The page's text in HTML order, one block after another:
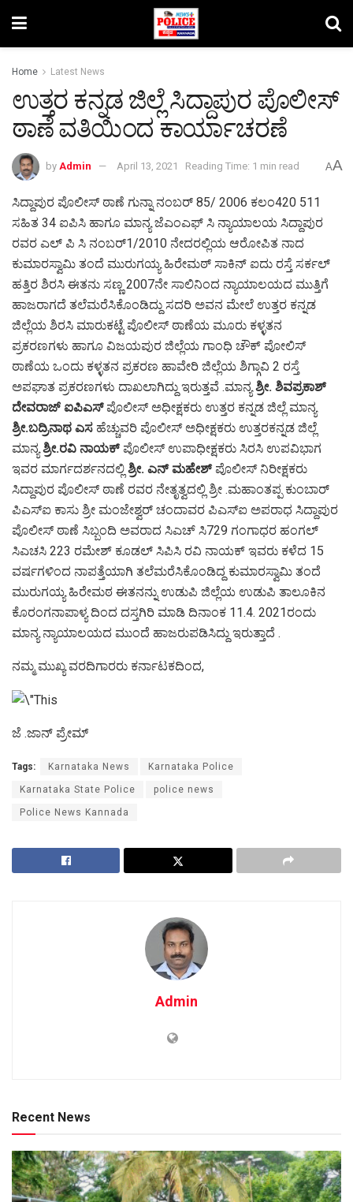
Home Latest News
ಉತ್ತರ ಕನ್ನಡ ಜಿಲ್ಲೆ ಸಿದ್ದಾಪುರ ಪೊಲೀಸ್
ಠಾಣೆ ವತಿಯಿಂದ ಕಾರ್ಯಾಚರಣೆ
by Admin April 13, 2021 Reading Time: 1 min read AA
ಸಿದ್ದಾಪುರ ಪೊಲೀಸ್ ಠಾಣೆ ಗುನ್ನಾ ನಂಬರ್ 85/ 2006 ಕಲಂ420 511
ಸಹಿತ 34 ಐಪಿಸಿ ಹಾಗೂ ಮಾನ್ಯ ಜೆಎಂಎಫ್ ಸಿ ನ್ಯಾಯಾಲಯ ಸಿದ್ದಾಪುರ
ರವರ ಎಲ್ ಪಿ ಸಿ ನಂಬರ್1/2010 ನೇದರಲ್ಲಿಯ ಆರೋಪಿತ ನಾದ
ಕುಮಾರಸ್ವಾಮಿ ತಂದೆ ಮುರುಗಯ್ಯ ಹಿರೇಮಠ್ ಸಾಕಿನ್ ಐದು ರಸ್ತೆ ಸರ್ಕಲ್
ಹತ್ತಿರ ಶಿರಸಿ ಈತನು ಸಣ್ಣ 2007ನೇ ಸಾಲಿನಿಂದ ನ್ಯಾಯಾಲಯದ ಮುತ್ತಿಗೆ
ಹಾಜರಾಗದೆ ತಲೆಮರೆಸಿಕೊಂಡಿದ್ದು ಸದರಿ ಅವನ ಮೇಲೆ ಉತ್ತರ ಕನ್ನಡ
ಜಿಲ್ಲೆಯ ಶಿರಸಿ ಮಾರುಕಟ್ಟೆ ಪೊಲೀಸ್ ಠಾಣೆಯ ಮೂರು ಕಳ್ಳತನ
ಪ್ರಕರಣಗಳು ಹಾಗೂ ವಿಜಯಪುರ ಜಿಲ್ಲೆಯ ಗಾಂಧಿ ಚೌಕ್ ಪೋಲಿಸ್
ಠಾಣೆಯ ಒಂದು ಕಳ್ಳತನ ಪ್ರಕರಣ ಹಾವೇರಿ ಜಿಲ್ಲೆಯ ಶಿಗ್ಗಾವಿ 2 ರಸ್ತೆ
ಅಪಘಾತ ಪ್ರಕರಣಗಳು ದಾಖಲಾಗಿದ್ದು ಇರುತ್ತವೆ .ಮಾನ್ಯಶ್ರೀ. ಶಿವಪ್ರಕಾಶ್
ದೇವರಾಜ್ ಐಪಿಎಸ್ ಪೊಲೀಸ್ ಅಧೀಕ್ಷಕರು ಉತ್ತರ ಕನ್ನಡ ಜಿಲ್ಲೆ ಮಾನ್ಯ
ಶ್ರೀ.ಬದ್ರಿನಾಥ ಎಸ ಹೆಚ್ಚುವರಿ ಪೊಲೀಸ್ ಅಧೀಕ್ಷಕರು ಉತ್ತರಕನ್ನಡ ಜಿಲ್ಲೆ
ಮಾನ್ಯಶ್ರೀ.ರವಿ ನಾಯಕ್ ಪೊಲೀಸ್ ಉಪಾಧೀಕ್ಷಕರು ಸಿರಸಿ ಉಪವಿಭಾಗ
ಇವರ ಮಾರ್ಗದರ್ಶನದಲ್ಲಿ ಶ್ರೀ. ಎನ್ ಮಹೇಶ್ ಪೊಲೀಸ್ ನಿರೀಕ್ಷಕರು
ಸಿದ್ದಾಪುರ ಪೊಲೀಸ್ ಠಾಣೆ ರವರ ನೇತೃತ್ವದಲ್ಲಿ ಶ್ರೀ .ಮಹಾಂತಪ್ಪ ಕುಂಬಾರ್
ಪಿಎಸ್ಐ ಕಾಸು ಶ್ರೀ ಮಂಜೇಶ್ವರ್ ಚಂದಾವರ ಪಿಎಸ್ಐ ಅಪರಾಧ ಸಿದ್ದಾಪುರ
ಪೊಲೀಸ್ ಠಾಣೆ ಸಿಬ್ಬಂದಿ ಅವರಾದ ಸಿಎಚ್ ಸಿ729 ಗಂಗಾಧರ ಹಂಗಲ್
ಸಿಎಚಸಿ 223 ರಮೇಶ್ ಕೂಡಲ್ ಸಿಪಿಸಿ ರವಿ ನಾಯಕ್ ಇವರು ಕಳೆದ 15
ವರ್ಷಗಳಿಂದ ನಾಪತ್ತೆಯಾಗಿ ತಲೆಮರೆಸಿಕೊಂಡಿದ್ದ ಕುಮಾರಸ್ವಾಮಿ ತಂದೆ
ಮುರುಗಯ್ಯ ಹಿರೇಮಠ ಈತನನ್ನು ಉಡುಪಿ ಜಿಲ್ಲೆಯ ಉಡುಪಿ ತಾಲೂಕಿನ
ಕೊರಂಗನಾಪಾಳ್ಯ ದಿಂದ ದಸ್ತಗಿರಿ ಮಾಡಿ ದಿನಾಂಕ 11.4. 2021ರಂದು
ಮಾನ್ಯ ನ್ಯಾಯಾಲಯದ ಮುಂದೆ ಹಾಜರುಪಡಿಸಿದ್ದು ಇರುತ್ತಾದೆ .
ನಮ್ಮ ಮುಖ್ಯ ವರದಿಗಾರರು ಕರ್ನಾಟಕದಿಂದ,
ಜೆ .ಜಾನ್ ಪ್ರೇಮ್
Tags: Karnataka News Karnataka Police
Karnataka State Police police news
Police News Kannada
Admin
Recent News